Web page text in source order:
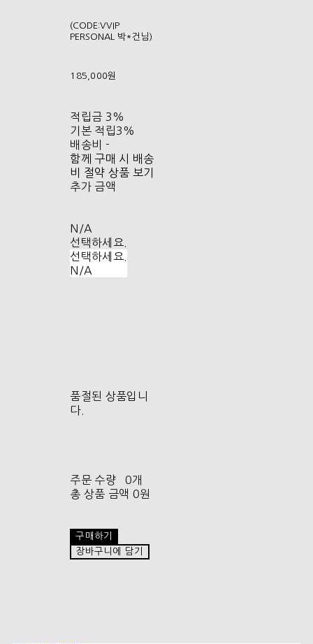
(CODE:VVIP
PERSONAL 박*건님)
185,000원
적립금 3%
기본 적립3%
배송비 -
함께 구매 시 배송
비 절약 상품 보기
추가 금액
N/A
선택하세요.
선택하세요.
N/A
품절된 상품입니
다.
주문 수량
0개
총 상품 금액 0원
구매하기
장바구니에 담기